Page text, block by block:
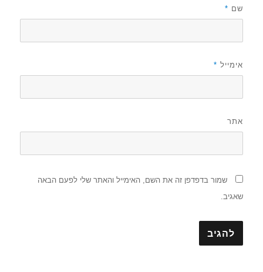
שם *
אימייל *
אתר
שמור בדפדפן זה את השם, האימייל והאתר שלי לפעם הבאה
שאגיב.